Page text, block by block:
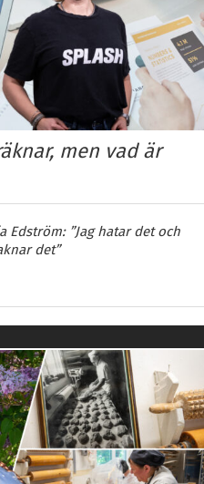
men vad är
Edström: ”Jag hatar det och
det”